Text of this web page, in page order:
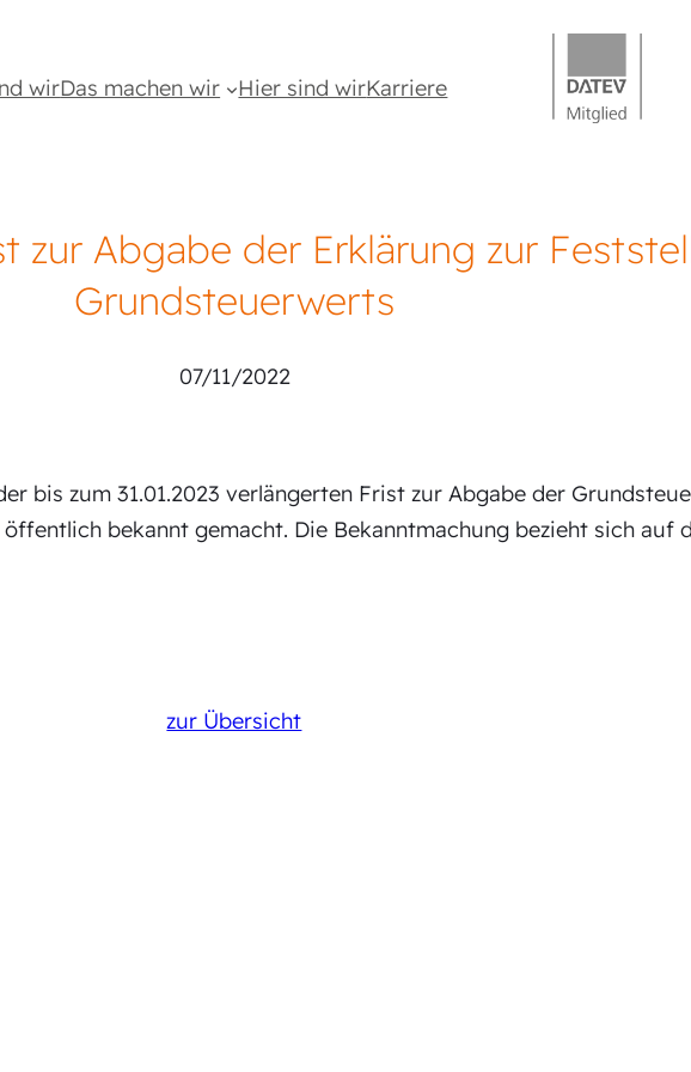
wirDas machen wir Hier sind wirKarriere
zur Abgabe der Erklärung zur
Grundsteuerwerts
07/11/2022
bis zum 31.01.2023 verlängerten Frist zur Abgabe der
bekannt gemacht. Die Bekanntmachung bezieht sich auf
zur Übersicht